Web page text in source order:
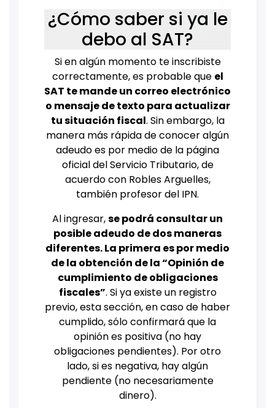
¿Cómo saber si ya le
debo al SAT?
Si en algún momento te inscribiste
correctamente, es probable que el
SAT te mande un correo electrónico
o mensaje de texto para actualizar
tu situación fiscal. Sin embargo, la
manera más rápida de conocer algún
adeudo es por medio de la página
oficial del Servicio Tributario, de
acuerdo con Robles Arguelles,
también profesor del IPN.
Al ingresar,se podrá consultar un
posible adeudo de dos maneras
diferentes. La primera es por medio
de la obtención de la “Opinión de
cumplimiento de obligaciones
fiscales”. Si ya existe un registro
previo, esta sección, en caso de haber
cumplido, sólo confirmará que la
opinión es positiva (no hay
obligaciones pendientes). Por otro
lado, si es negativa, hay algún
pendiente (no necesariamente
dinero).